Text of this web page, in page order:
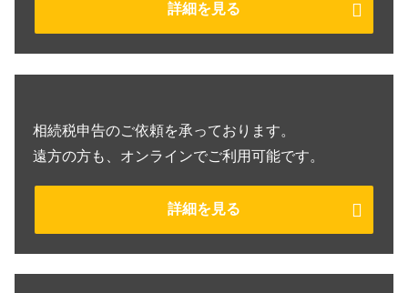
詳細を見る
相続税申告のご依頼を承っております。
遠方の方も、オンラインでご利用可能です。
詳細を見る